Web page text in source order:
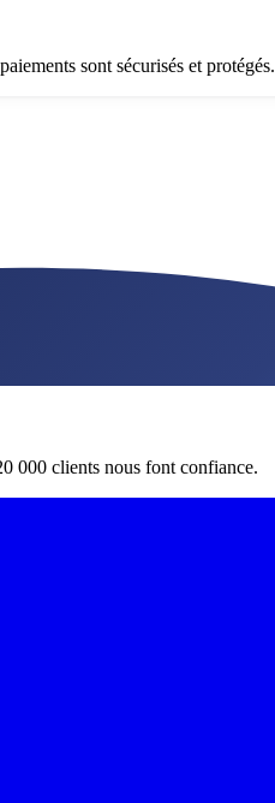
sont sécurisés et protégés.
000 clients nous font confiance.